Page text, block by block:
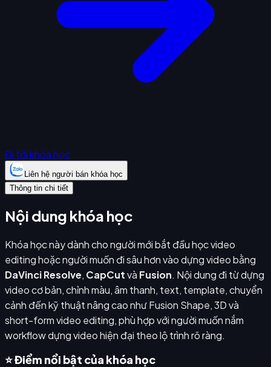
Đi tới khóa học
Liên hệ người bán khóa học
Thông tin chi tiết
Nội dung khóa học
Khóa học này dành cho người mới bắt đầu học video
editing hoặc người muốn đi sâu hơn vào dựng video bằng
DaVinci Resolve, CapCutvà Fusion. Nội dung đi từ dựng
video cơ bản, chỉnh màu, âm thanh, text, template, chuyển
cảnh đến kỹ thuật nâng cao như Fusion Shape, 3D và
short-form video editing, phù hợp với người muốn nắm
workflow dựng video hiện đại theo lộ trình rõ ràng.
⭐ Điểm nổi bật của khóa học